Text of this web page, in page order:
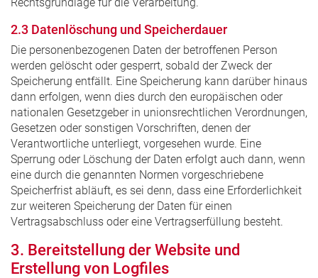
2.3 Datenlöschung und Speicherdauer
Die personenbezogenen Daten der betroffenen Person
werden gelöscht oder gesperrt, sobald der Zweck der
Speicherung entfällt. Eine Speicherung kann darüber hinaus
dann erfolgen, wenn dies durch den europäischen oder
nationalen Gesetzgeber in unionsrechtlichen Verordnungen,
Gesetzen oder sonstigen Vorschriften, denen der
Verantwortliche unterliegt, vorgesehen wurde. Eine
Sperrung oder Löschung der Daten erfolgt auch dann, wenn
eine durch die genannten Normen vorgeschriebene
Speicherfrist abläuft, es sei denn, dass eine Erforderlichkeit
zur weiteren Speicherung der Daten für einen
Vertragsabschluss oder eine Vertragserfüllung besteht.
3. Bereitstellung der Website und
Erstellung von Logfiles